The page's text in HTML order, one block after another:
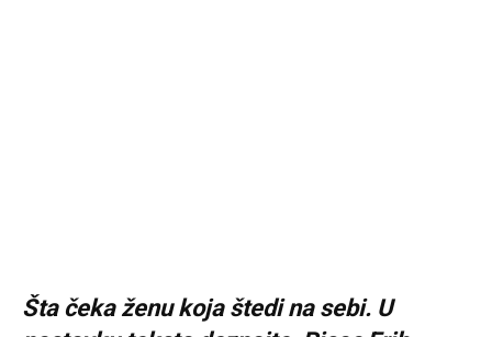
Šta čeka ženu koja štedi na sebi. U